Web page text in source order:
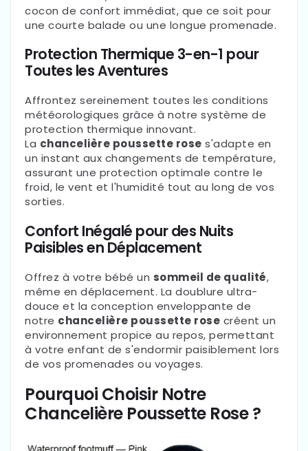
cocon de confort immédiat, que ce soit pour
une courte balade ou une longue promenade.
Protection Thermique 3-en-1 pour
Toutes les Aventures
Affrontez sereinement toutes les conditions
météorologiques grâce à notre système de
protection thermique innovant.
La chancelière poussette rose s'adapte en
un instant aux changements de température,
assurant une protection optimale contre le
froid, le vent et l'humidité tout au long de vos
sorties.
Confort Inégalé pour des Nuits
Paisibles en Déplacement
Offrez à votre bébé un sommeil de qualité,
même en déplacement. La doublure ultra-
douce et la conception enveloppante de
notre chancelière poussette rose créent un
environnement propice au repos, permettant
à votre enfant de s'endormir paisiblement lors
de vos promenades ou voyages.
Pourquoi Choisir Notre
Chancelière Poussette Rose ?